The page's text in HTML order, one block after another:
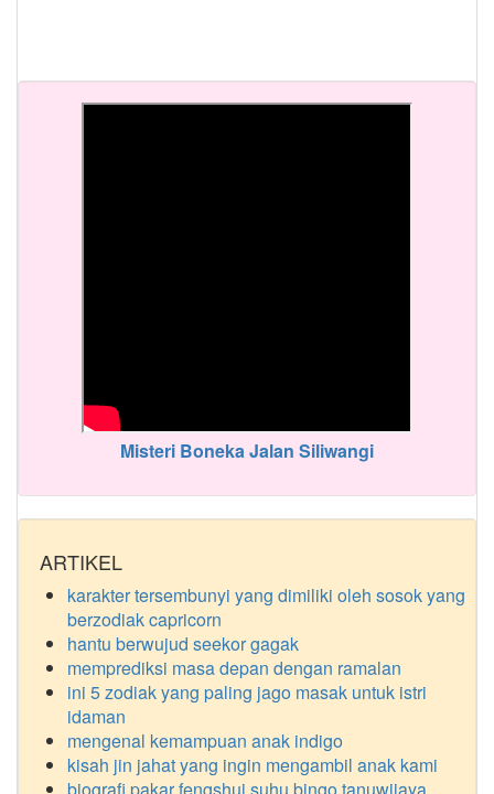
Misteri Boneka Jalan Siliwangi
ARTIKEL
karakter tersembunyi yang dimiliki oleh sosok yang
berzodiak capricorn
hantu berwujud seekor gagak
memprediksi masa depan dengan ramalan
ini 5 zodiak yang paling jago masak untuk istri
idaman
mengenal kemampuan anak indigo
kisah jin jahat yang ingin mengambil anak kami